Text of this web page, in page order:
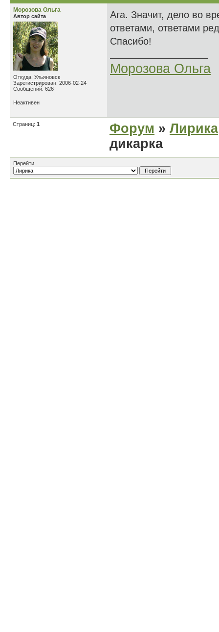
Морозова Ольга
Автор сайта
Откуда: Ульяновск
Зарегистрирован: 2006-02-24
Сообщений: 626
Ага. Значит, дело во
ответами, ответами
Спасибо!
Морозова Ольга
Неактивен
Страниц: 1 Форум » Лирика
дикарка
Перейти